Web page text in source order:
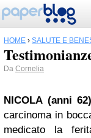
HOME › SALUTE E
Da Cornelia
NICOLA (anni
carcinoma in
medicato la